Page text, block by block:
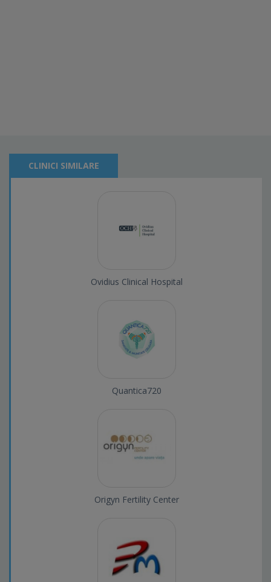
CLINICI SIMILARE
Ovidius Clinical Hospital
Quantica720
Origyn Fertility Center